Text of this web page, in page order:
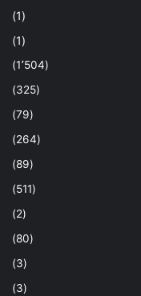
(1)
(1)
(1٬504)
(325)
(79)
(264)
(89)
(511)
(2)
(80)
(3)
(3)